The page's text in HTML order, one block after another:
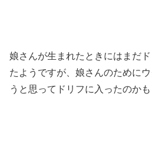
娘さんが生まれたときにはまだ
たようですが、娘さんのために
うと思ってドリフに入ったのかも